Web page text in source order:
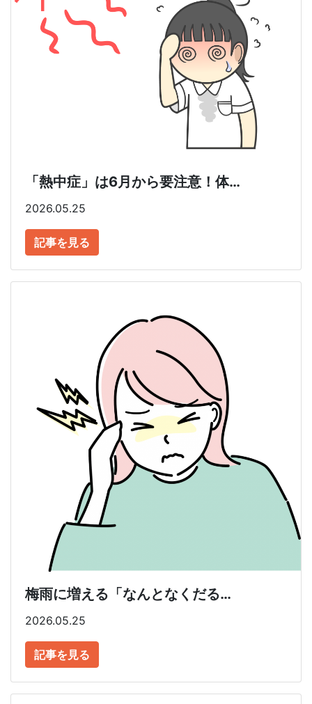
「熱中症」は6月から要注意！体…
2026.05.25
記事を見る
梅雨に増える「なんとなくだる…
2026.05.25
記事を見る